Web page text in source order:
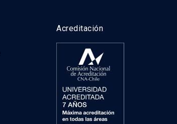
Acreditación